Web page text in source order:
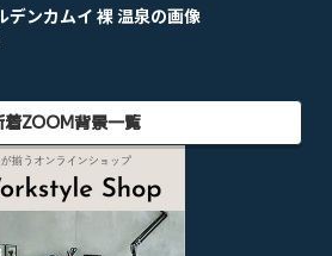
デンカムイ 裸 温泉の画像
着ZOOM背景一覧